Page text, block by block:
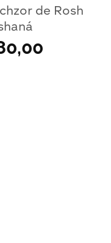
de Rosh